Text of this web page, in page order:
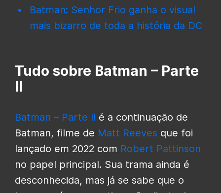
Batman: Senhor Frio ganha o visual
mais bizarro de toda a história da DC
Tudo sobre Batman – Parte
II
Batman – Parte II é a continuação de
Batman, filme de Matt Reeves que foi
lançado em 2022 com Robert Pattinson
no papel principal. Sua trama ainda é
desconhecida, mas já se sabe que o